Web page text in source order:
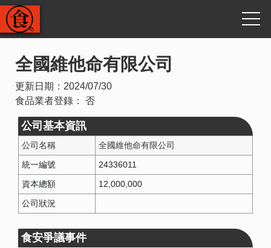
全國維他命有限公司
更新日期： 2024/07/30
食品業者登錄：
否
公司基本資訊
公司名稱
全國維他命有限公司
統一編號
24336011
資本總額
12,000,000
公司狀況
食安爭議事件